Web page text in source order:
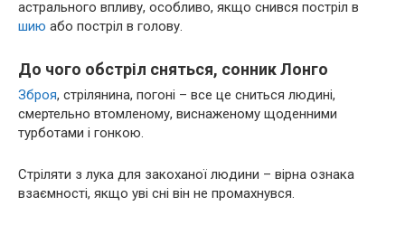
астрального впливу, особливо, якщо снився постріл в
шию або постріл в голову.
До чого обстріл сняться, сонник Лонго
Зброя, стрілянина, погоні – все це сниться людині,
смертельно втомленому, виснаженому щоденними
турботами і гонкою.
Стріляти з лука для закоханої людини – вірна ознака
взаємності, якщо уві сні він не промахнувся.